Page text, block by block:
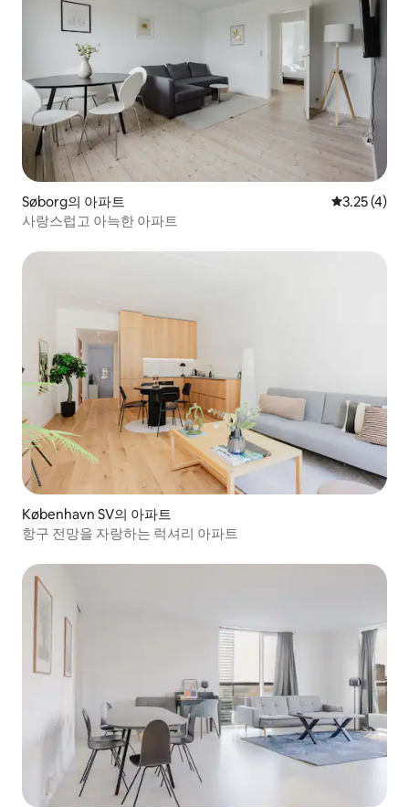
Søborg의 아파트 평점 3.25점
3.25 (4)
사랑스럽고 아늑한 아파트
København SV의 아파트
항구 전망을 자랑하는 럭셔리 아파트